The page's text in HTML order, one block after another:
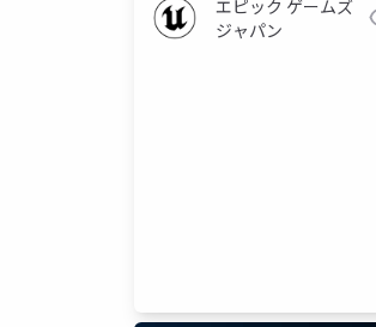
エピック ゲームズ
ジャパン